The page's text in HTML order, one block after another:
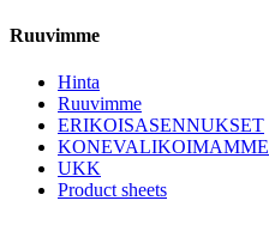
Ruuvimme
Hinta
Ruuvimme
ERIKOISASENNUKSET
KONEVALIKOIMAMME
UKK
Product sheets